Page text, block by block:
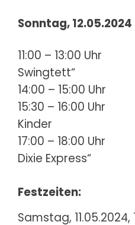
Sonntag, 12.05.2024
11:00 – 13:00 Uhr
Swingtett“
14:00 – 15:00 Uhr
15:30 – 16:00 Uhr
Kinder
17:00 – 18:00 Uhr
Dixie Express“
Festzeiten:
Samstag, 11.05.2024,